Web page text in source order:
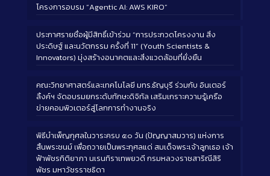
โครงการอบรม “Agentic AI: AWS KIRO”
ประกาศรายชื่อผู้มีสิทธิ์เข้าร่วม “การประกวดโครงงาน สิ่ง
ประดิษฐ์ และนวัตกรรม ครั้งที่ 11” (Youth Scientists &
Innovators) มุ่งสร้างอนาคตและสิ่งแวดล้อมที่ยั่งยืน
คณะวิทยาศาสตร์และเทคโนโลยี มทร.ธัญบุรี ร่วมกับ อินเตอร์
ลิ้งค์ฯ จัดอบรมยกระดับทักษะดิจิทัล เสริมเกราะความรู้เครือ
ข่ายคอมพิวเตอร์สู่โลกการทำงานจริง
พิธีบำเพ็ญกุศลในวาระครบ ๕๐ วัน (ปัญญาสมวาร) แห่งการ
สิ้นพระชนม์ เพื่อถวายเป็นพระกุศลแด่ สมเด็จพระเจ้าลูกเธอ เจ้า
ฟ้าพัชรกิติยาภา นเรนทิราเทพยวดี กรมหลวงราชสาริณีสิริ
พัชร มหาวัชรราชธิดา